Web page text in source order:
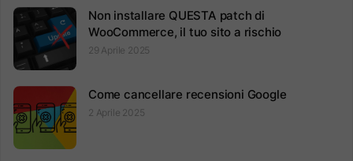
Non installare QUESTA patch di
WooCommerce, il tuo sito a rischio
29 Aprile 2025
Come cancellare recensioni Google
2 Aprile 2025